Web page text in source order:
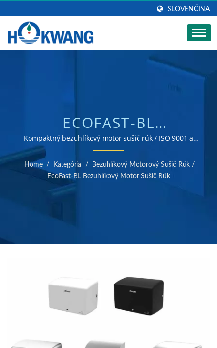
SLOVENČINA
ECOFAST-BL
BEZUHLÍKOVÝ MOTOR
SUŠIČ RÚK | VÝROBCA
DÁVKOVAČOV MYDLA Z
NEHRDZAVEJÚCEJ
OCELE | HOKWANG
Kompaktný bezuhlíkový motor sušič rúk / ISO 9001 a
14001 certifikovaný výrobca sušičov rúk a dávkovačov
mydla
Home / Kategória / Bezuhlíkový Motorový Sušič Rúk /
EcoFast-BL Bezuhlíkový Motor Sušič Rúk